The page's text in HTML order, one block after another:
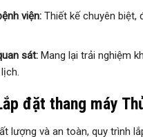
viện:Thiết kế chuyên biệt,
sát:Mang lại trải nghiệm
đặt thang máy
lượng và an toàn, quy trình